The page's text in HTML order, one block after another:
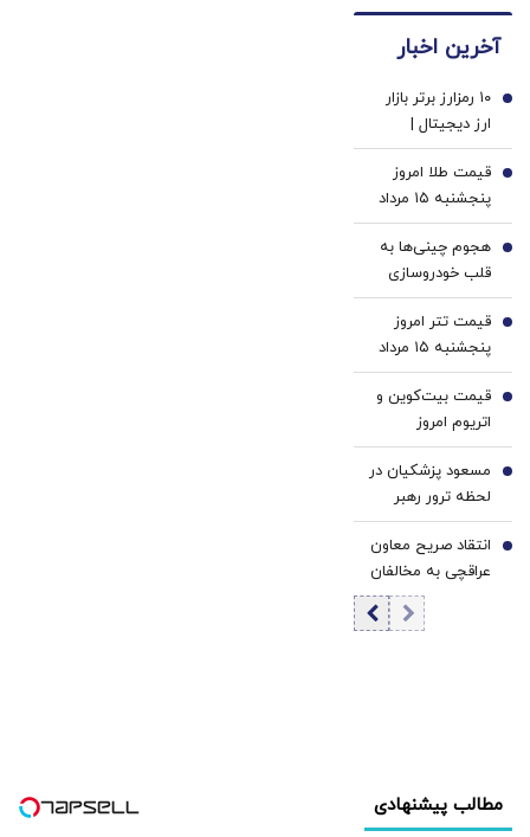
خرید40%تخفیف
نام در
پزشکی
سفید
کننده
خانگی
آخرین اخبار
۱۰ رمزارز برتر بازار
ارز دیجیتال |
نوسان محتاطانه
آلت‌کوین‌ها |
بایننس‌ کوین در
صدر بازدهی، اتریوم
و ریپل زیر فشار
فروش
1
قیمت طلا امروز
پنجشنبه ۱۵ مرداد
۱۴۰۵/ افزایش
قیمت طلا
2
هجوم چینی‌ها به
قلب خودروسازی
اروپا | کارخانه‌های
نیمه‌تعطیل اروپا در
همکاری با رقبای
شرقی نجات پیدا
می‌کنند؟
3
قیمت تتر امروز
پنجشنبه ۱۵ مرداد
1405 / کاهش
قیمت تتر
4
قیمت بیت‌کوین و
اتریوم امروز
پنجشنبه ۱۵ مرداد
۱۴۰۵/ افزایش
قیمت بیت‌کوین
5
مسعود پزشکیان در
لحظه ترور رهبر
انقلاب و شهادت
ایشان کجا بود؟
6
انتقاد صریح معاون
عراقچی به مخالفان
مذاکره: با خودم فکر
می‌کنم این
هزینه و فایده است
7
مطالب پیشنهادی